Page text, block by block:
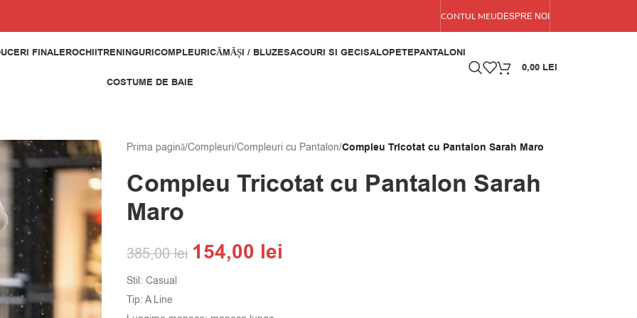
CONTUL MEUDESPRE NOI
FINALEROCHIITRENINGURICOMPLEURICĂMĂȘI / BLUZESACOURI SI GECISALOPETEPANTALONI
COSTUME DE BAIE
0,00 LEI
Prima pagină/Compleuri/Compleuri cu Pantalon/Compleu Tricotat cu Pantalon Sarah Maro
Compleu Tricotat cu Pantalon Sarah
Maro
385,00lei 154,00 lei
Stil: Casual
Tip: A Line